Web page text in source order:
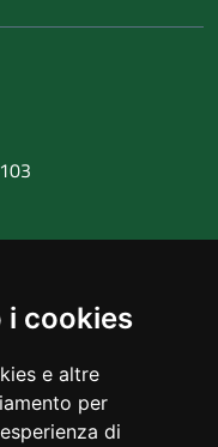
i cookies
e altre
per
di